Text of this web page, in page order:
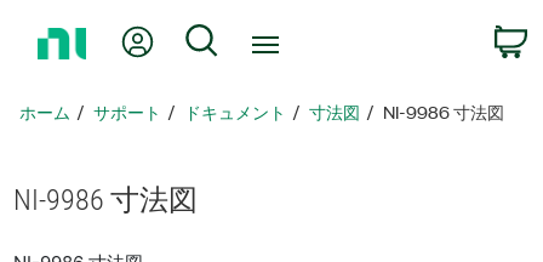
ペ
に
戻
Myアカウント
検索
ホーム サポート ドキュメント 寸法図 NI-9986 寸法図
NI-9986 寸法図